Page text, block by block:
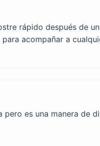
rápido después de
acompañar a
es una manera de